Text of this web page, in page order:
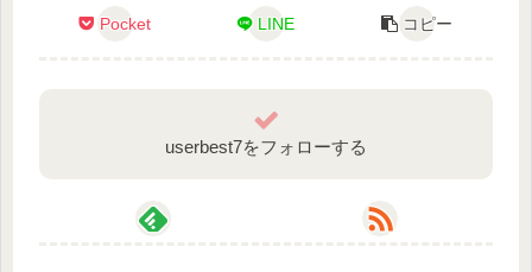
Future stream activities: Games (play w/ viewers),
୨୧┈┈┈┈┈┈┈┈┈┈┈┈┈┈┈┈┈୨୧
Pocket LINE コピー
userbest7をフォローする